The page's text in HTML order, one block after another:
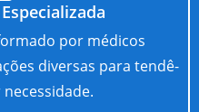
por médicos
diversas para tendê-